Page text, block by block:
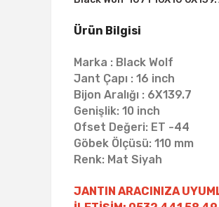
Ürün Bilgisi
Marka : Black Wolf
Jant Çapı : 16 inch
Bijon Aralığı : 6X139.7
Genişlik: 10 inch
Ofset Değeri: ET -44
Göbek Ölçüsü: 110 mm
Renk: Mat Siyah
JANTIN ARACINIZA